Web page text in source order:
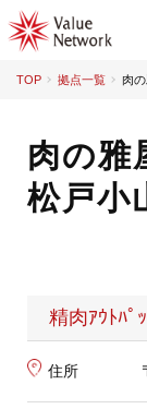
TOP 拠点一覧 肉
肉の雅
松戸小
精肉ｱｳﾄﾊﾟ
住所